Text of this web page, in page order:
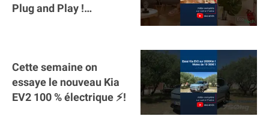
Plug and Play !
Cette semaine on
essaye le nouveau Kia
EV2 100 % électrique ⚡️!